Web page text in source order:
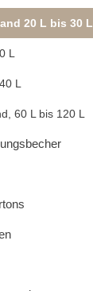
20 L bis 30 L
L
L
60 L bis 120 L